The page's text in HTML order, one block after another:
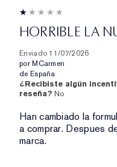
HORRIBLE LA
Enviado 11/07/2026
por MCarmen
de España
¿Recibiste algún
reseña? No
Han cambiado la
a comprar. Despues
marca.